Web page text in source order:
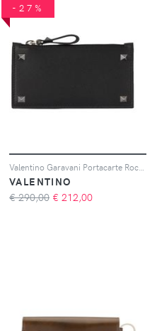
-27%
VALENTINO
€ 290,00 € 212,00